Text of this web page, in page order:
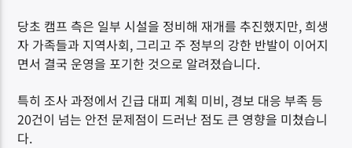
당초 캠프 측은 일부 시설을 정비해 재개를 추진했지만, 희생
자 가족들과 지역사회, 그리고 주 정부의 강한 반발이 이어지
면서 결국 운영을 포기한 것으로 알려졌습니다.
특히 조사 과정에서 긴급 대피 계획 미비, 경보 대응 부족 등
20건이 넘는 안전 문제점이 드러난 점도 큰 영향을 미쳤습니
다.